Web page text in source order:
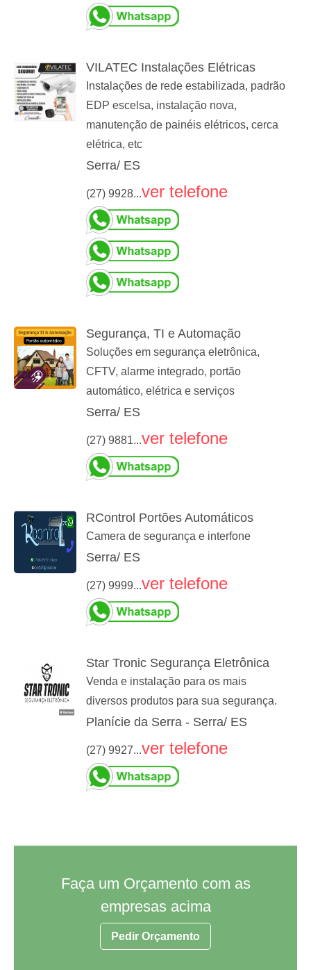
VILATEC Instalações Elétricas
Instalações de rede estabilizada, padrão
EDP escelsa, instalação nova,
manutenção de painéis elétricos, cerca
elétrica, etc
Serra/ ES
(27) 9928...ver telefone
Segurança, TI e Automação
Soluções em segurança eletrônica,
CFTV, alarme integrado, portão
automático, elétrica e serviços
Serra/ ES
(27) 9881...ver telefone
RControl Portões Automáticos
Camera de segurança e interfone
Serra/ ES
(27) 9999...ver telefone
Star Tronic Segurança Eletrônica
Venda e instalação para os mais
diversos produtos para sua segurança.
Planície da Serra - Serra/ ES
(27) 9927...ver telefone
Faça um Orçamento com as
empresas acima
Pedir Orçamento